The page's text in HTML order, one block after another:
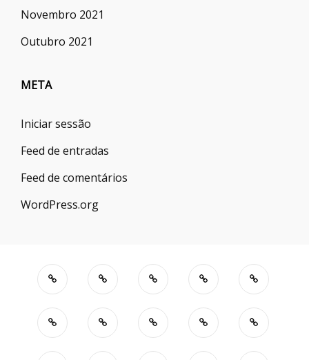
Novembro 2021
Outubro 2021
META
Iniciar sessão
Feed de entradas
Feed de comentários
WordPress.org